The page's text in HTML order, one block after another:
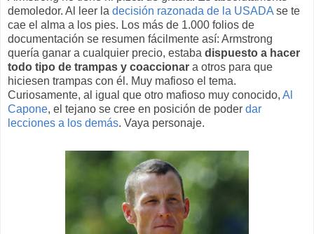
demoledor. Al leer la decisión razonada de la USADA se te
cae el alma a los pies. Los más de 1.000 folios de
documentación se resumen fácilmente así: Armstrong
quería ganar a cualquier precio, estaba dispuesto a hacer
todo tipo de trampas y coaccionar a otros para que
hiciesen trampas con él. Muy mafioso el tema.
Curiosamente, al igual que otro mafioso muy conocido, Al
Capone, el tejano se cree en posición de poder dar
lecciones a los demás. Vaya personaje.